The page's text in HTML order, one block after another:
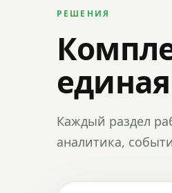
РЕШЕНИЯ
Каждый раздел
аналитика,